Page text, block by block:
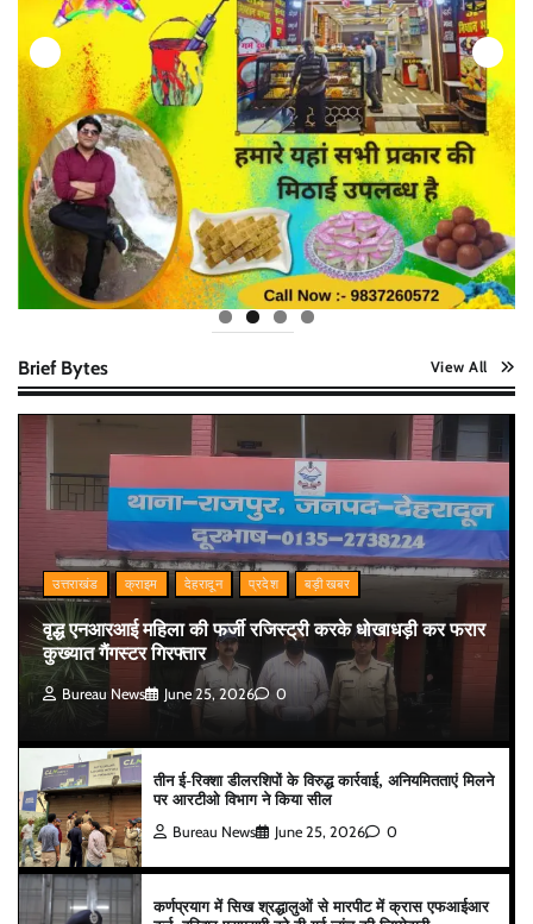
Brief Bytes View All
उत्तराखंड क्राइम देहरादून प्रदेश बड़ी खबर
वृद्ध एनआरआई महिला की फर्जी रजिस्ट्री करके धोखाधड़ी कर फरार
कुख्यात गैंगस्टर गिरफ्तार
Bureau News June 25, 2026 0
तीन ई-रिक्शा डीलरशिपों के विरुद्ध कार्रवाई, अनियमितताएं मिलने
पर आरटीओ विभाग ने किया सील
Bureau News June 25, 2026 0
कर्णप्रयाग में सिख श्रद्धालुओं से मारपीट में क्रास एफआईआर